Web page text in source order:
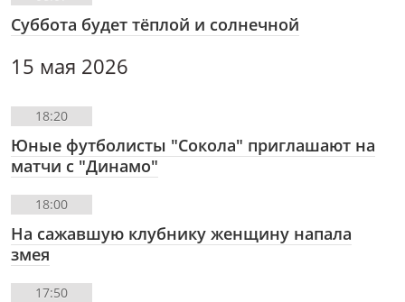
Суббота будет тëплой и солнечной
15 мая 2026
18:20
Юные футболисты "Сокола" приглашают на
матчи с "Динамо"
18:00
На сажавшую клубнику женщину напала
змея
17:50